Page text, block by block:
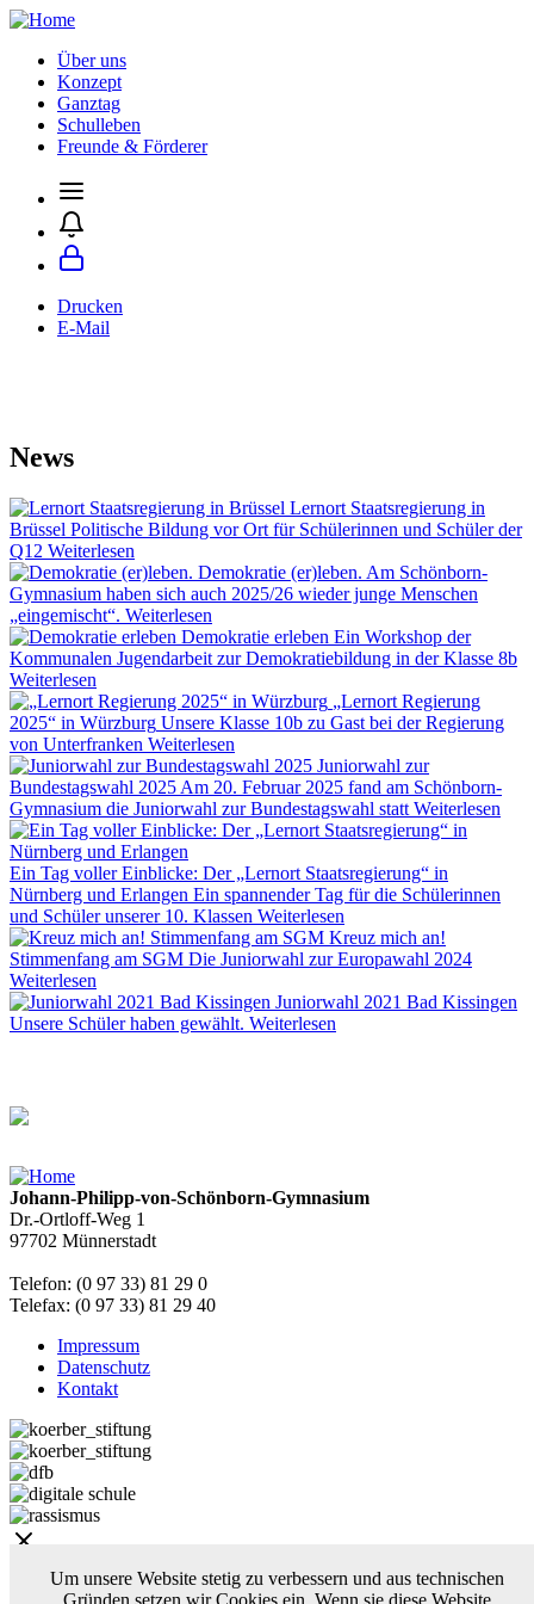
Über uns
Konzept
Ganztag
Schulleben
Freunde & Förderer
Drucken
E-Mail
News
Lernort Staatsregierung in
Brüssel Politische Bildung vor Ort für Schülerinnen und Schüler der
Q12 Weiterlesen
Demokratie (er)leben. Am Schönborn-
Gymnasium haben sich auch 2025/26 wieder junge Menschen
„eingemischt“. Weiterlesen
Demokratie erleben Ein Workshop der
Kommunalen Jugendarbeit zur Demokratiebildung in der Klasse 8b
Weiterlesen
„Lernort Regierung
2025“ in Würzburg Unsere Klasse 10b zu Gast bei der Regierung
von Unterfranken Weiterlesen
Juniorwahl zur
Bundestagswahl 2025 Am 20. Februar 2025 fand am Schönborn-
Gymnasium die Juniorwahl zur Bundestagswahl statt Weiterlesen
Ein Tag voller Einblicke: Der „Lernort Staatsregierung“ in
Nürnberg und Erlangen Ein spannender Tag für die Schülerinnen
und Schüler unserer 10. Klassen Weiterlesen
Kreuz mich an!
Stimmenfang am SGM Die Juniorwahl zur Europawahl 2024
Weiterlesen
Juniorwahl 2021 Bad Kissingen
Unsere Schüler haben gewählt. Weiterlesen
Johann-Philipp-von-Schönborn-Gymnasium
Dr.-Ortloff-Weg 1
97702 Münnerstadt
Telefon: (0 97 33) 81 29 0
Telefax: (0 97 33) 81 29 40
Impressum
Datenschutz
Kontakt
Über uns
Um unsere Website stetig zu verbessern und aus technischen
Gründen setzen wir Cookies ein. Wenn sie diese Website